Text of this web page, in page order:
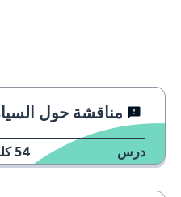
مناقشة حول السيارات
درس 54